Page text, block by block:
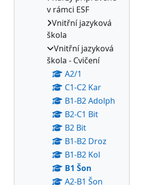
v rámci ESF
Vnitřní jazyková
škola
Vnitřní jazyková
škola - Cvičení
A2/1
C1-C2 Kar
B1-B2 Adolph
B2-C1 Bit
B2 Bit
B1-B2 Droz
B1-B2 Kol
B1 Šon
A2-B1 Šon